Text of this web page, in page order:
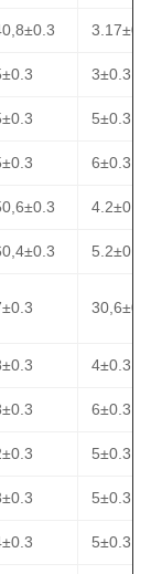
3±0.3
5±0.3
6±0.3
4.2±0.3
5.2±0.3
4±0.3
6±0.3
5±0.3
5±0.3
5±0.3